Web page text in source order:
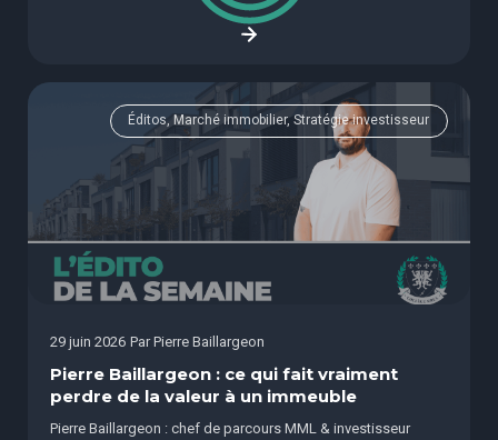
Éditos, Marché immobilier, Stratégie investisseur
29 juin 2026 Par Pierre Baillargeon
Pierre Baillargeon : ce qui fait vraiment
perdre de la valeur à un immeuble
Pierre Baillargeon : chef de parcours MML & investisseur